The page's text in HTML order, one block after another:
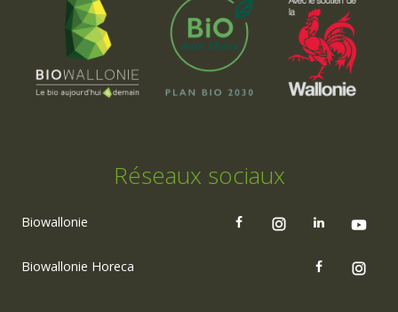
Réseaux sociaux
Biowallonie
Biowallonie Horeca